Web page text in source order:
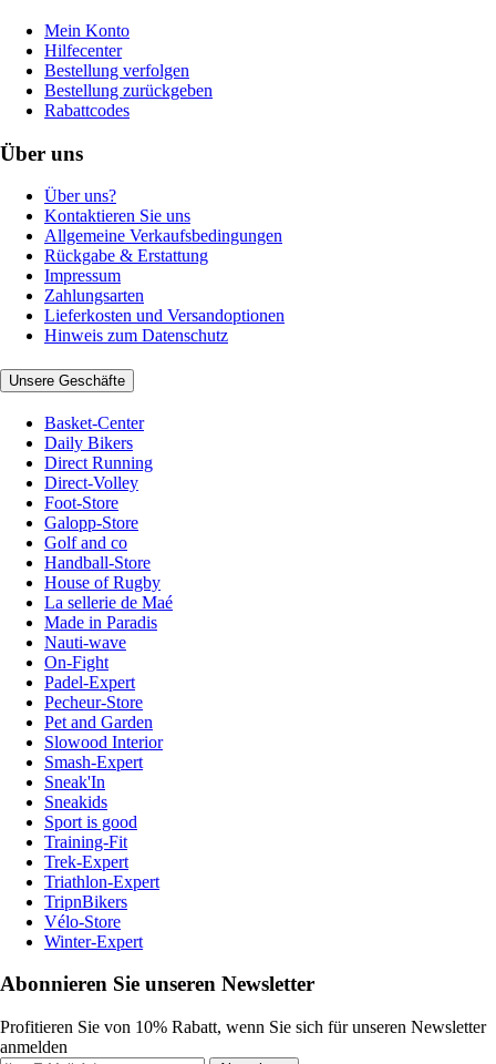
Mein Konto
Hilfecenter
Bestellung verfolgen
Bestellung zurückgeben
Rabattcodes
Über uns
Über uns?
Kontaktieren Sie uns
Allgemeine Verkaufsbedingungen
Rückgabe & Erstattung
Impressum
Zahlungsarten
Lieferkosten und Versandoptionen
Hinweis zum Datenschutz
Unsere Geschäfte
Basket-Center
Daily Bikers
Direct Running
Direct-Volley
Foot-Store
Galopp-Store
Golf and co
Handball-Store
House of Rugby
La sellerie de Maé
Made in Paradis
Nauti-wave
On-Fight
Padel-Expert
Pecheur-Store
Pet and Garden
Slowood Interior
Smash-Expert
Sneak'In
Sneakids
Sport is good
Training-Fit
Trek-Expert
Triathlon-Expert
TripnBikers
Vélo-Store
Winter-Expert
Abonnieren Sie unseren Newsletter
Profitieren Sie von 10% Rabatt, wenn Sie sich für unseren Newsletter
anmelden